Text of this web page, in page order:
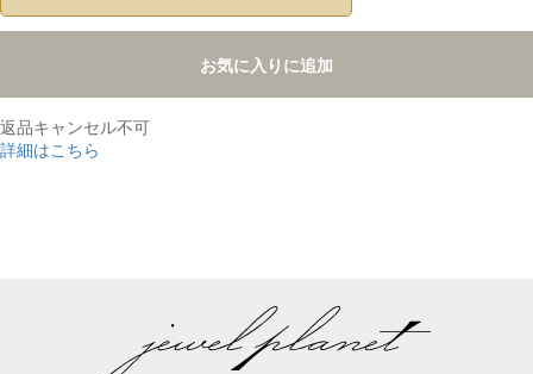
お気に入りに追加
返品キャンセル不可
詳細はこちら